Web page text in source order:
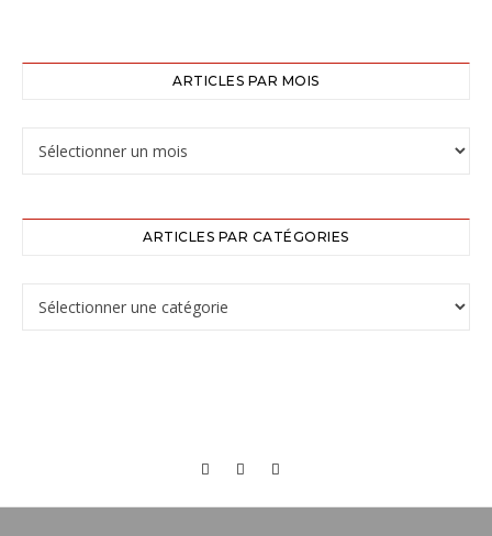
ARTICLES PAR MOIS
ARTICLES PAR CATÉGORIES